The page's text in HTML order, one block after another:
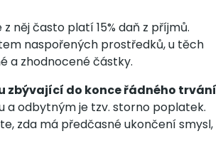
něj často platí 15% daň z příjmů.
naspořených prostředků, u těch
a zhodnocené částky.
zbývající do konce řádného trvání
a odbytným je tzv. storno poplatek.
zda má předčasné ukončení smysl,